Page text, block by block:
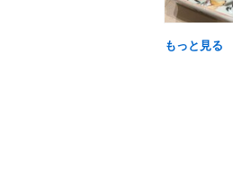
もっと見る